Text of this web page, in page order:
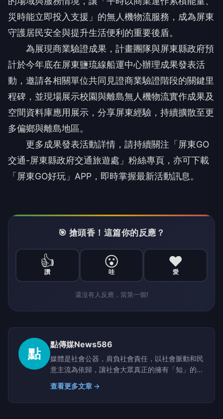
災時能立即投入支援」的無人機物流服務，成為屏東
守護居民安全與提升生活便利的重要後盾。
為展現商業驗證成果，計畫團隊與屏東縣政府預
計於今年底在屏東鹽琉線船運中心辦理成果發表活
動，邀請各相關單位共同見證商業驗證階段的關鍵里
程碑，並現場展示校園與離島無人機物流實作成果及
空間資料庫應用展示，分享屏東經驗，持續擴散至更
多偏鄉與離島地區。
更多成果發表活動詳情，請持續關注「屏東GO
交通-屏東縣政府交通旅遊處」粉絲專頁，亦可下載
「屏東GO好玩」APP，即時掌握最新活動訊息。
🎯 搶頭香！這篇你的反應？
👍
讚
😮
哇
❤️
愛
還沒有人反應，當第一個!
點
點傳媒News586
媒體是社會公器，肩負社會責任，以社會脈動和民
意主流為依歸，讓社會大眾真正的擁有「知」的權
利。
查看更多文章 →